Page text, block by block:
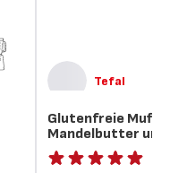
Tefal
Glutenfreie
Mandelbutter und